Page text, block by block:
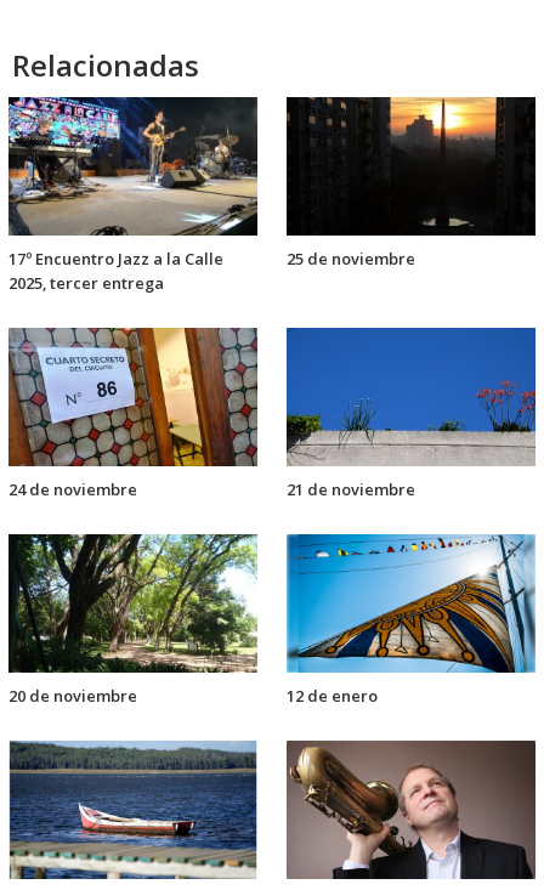
Relacionadas
17º Encuentro Jazz a la Calle
2025, tercer entrega
25 de noviembre
24 de noviembre 21 de noviembre
20 de noviembre 12 de enero